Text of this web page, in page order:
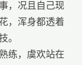
，况且自己现
，浑身都透着
。
练，虞欢站在